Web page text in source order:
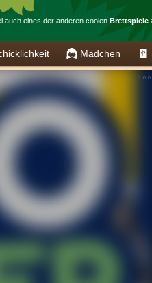
auch eines der anderen coolen Brettspiele
Mädchen